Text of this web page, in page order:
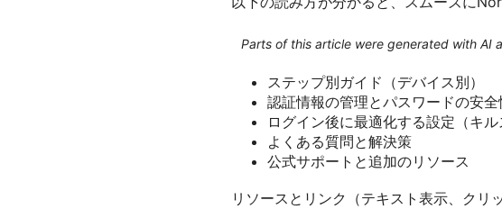
Parts of this article were generated with AI
ステップ別ガイド（デバイス別）
認証情報の管理とパスワードの安全
ログイン後に最適化する設定（キ
よくある質問と解決策
公式サポートと追加のリソース
リソースとリンク（テキスト表示、クリ